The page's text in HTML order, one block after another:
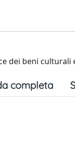
dei beni culturali
completa